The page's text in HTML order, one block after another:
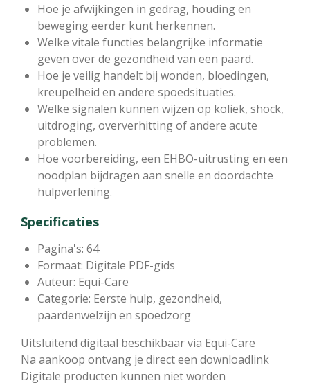
Hoe je afwijkingen in gedrag, houding en
beweging eerder kunt herkennen.
Welke vitale functies belangrijke informatie
geven over de gezondheid van een paard.
Hoe je veilig handelt bij wonden, bloedingen,
kreupelheid en andere spoedsituaties.
Welke signalen kunnen wijzen op koliek, shock,
uitdroging, oververhitting of andere acute
problemen.
Hoe voorbereiding, een EHBO-uitrusting en een
noodplan bijdragen aan snelle en doordachte
hulpverlening.
Specificaties
Pagina's: 64
Formaat: Digitale PDF-gids
Auteur: Equi-Care
Categorie: Eerste hulp, gezondheid,
paardenwelzijn en spoedzorg
Uitsluitend digitaal beschikbaar via Equi-Care
Na aankoop ontvang je direct een downloadlink
Digitale producten kunnen niet worden